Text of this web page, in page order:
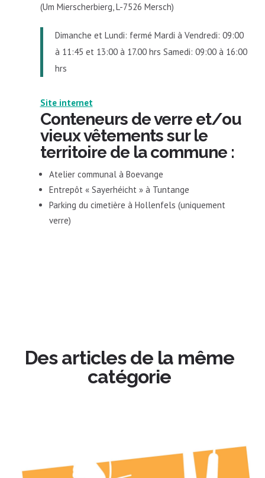
(Um Mierscherbierg, L-7526 Mersch)
Dimanche et Lundi: fermé Mardi à Vendredi: 09:00
à 11:45 et 13:00 à 17.00 hrs Samedi: 09:00 à 16:00
hrs
Site internet
Conteneurs de verre et/ou
vieux vêtements sur le
territoire de la commune:
Atelier communal à Boevange
Entrepôt « Sayerhéicht » à Tuntange
Parking du cimetière à Hollenfels (uniquement
verre)
Des articles de la même
catégorie